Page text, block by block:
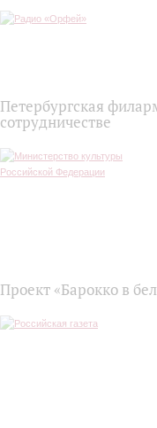
Петербургская
сотрудничестве
Проект «Барокко в